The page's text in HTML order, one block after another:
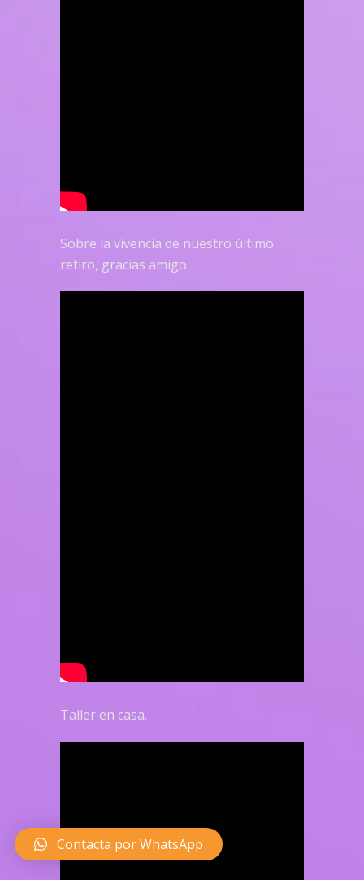
Sobre la vivencia de nuestro último
retiro, gracias amigo.
Taller en casa.
Contacta por WhatsApp